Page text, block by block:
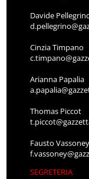
Davide
Cinzia Timpano
Arianna Papalia
Thomas Piccot
Fausto Vassoney
SEGRETERIA